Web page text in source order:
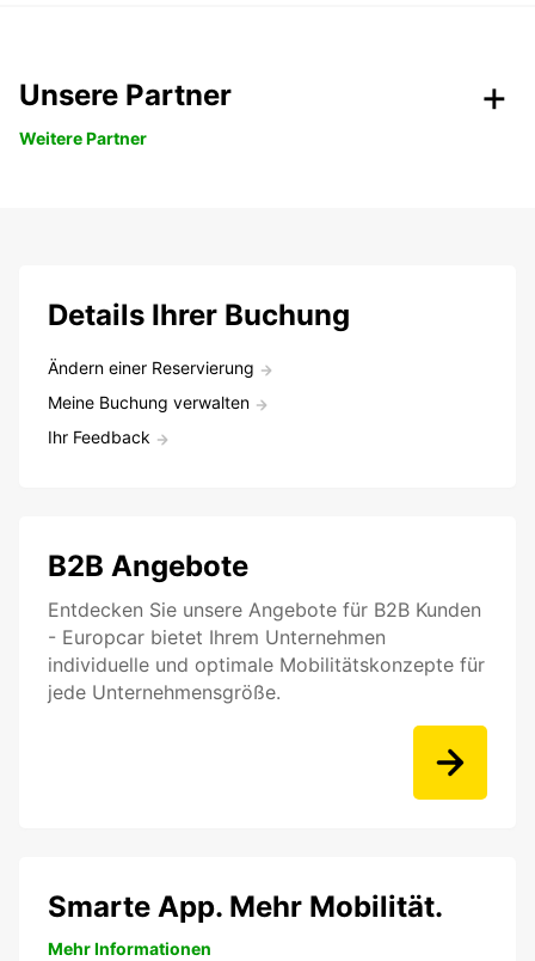
Unsere Partner
Weitere Partner
Details Ihrer Buchung
Ändern einer Reservierung
Meine Buchung verwalten
Ihr Feedback
B2B Angebote
Entdecken Sie unsere Angebote für B2B Kunden
- Europcar bietet Ihrem Unternehmen
individuelle und optimale Mobilitätskonzepte für
jede Unternehmensgröße.
Smarte App. Mehr Mobilität.
Mehr Informationen